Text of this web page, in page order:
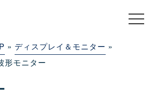
» ディスプレイ＆モニター »
形モニター